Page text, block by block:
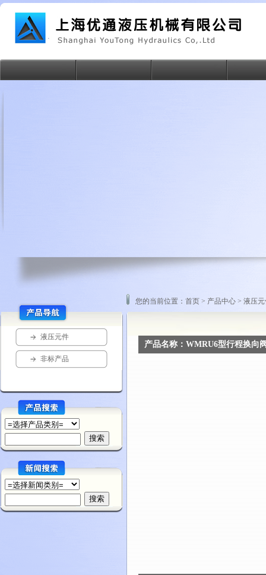
液压元件
方向阀
压力阀
单向阀
压力继电器、压...
比例溢流阀、比...
非标产品
您的当前位置：首页 > 产品中心 > 液压
产品名称：WMRU6型行程换向